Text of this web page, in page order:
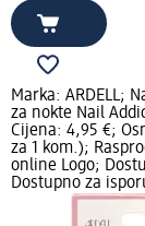
Marka: ARDELL;
za nokte Nail
Cijena: 4,95 €;
za 1 kom.);
online Logo;
Dostupno za